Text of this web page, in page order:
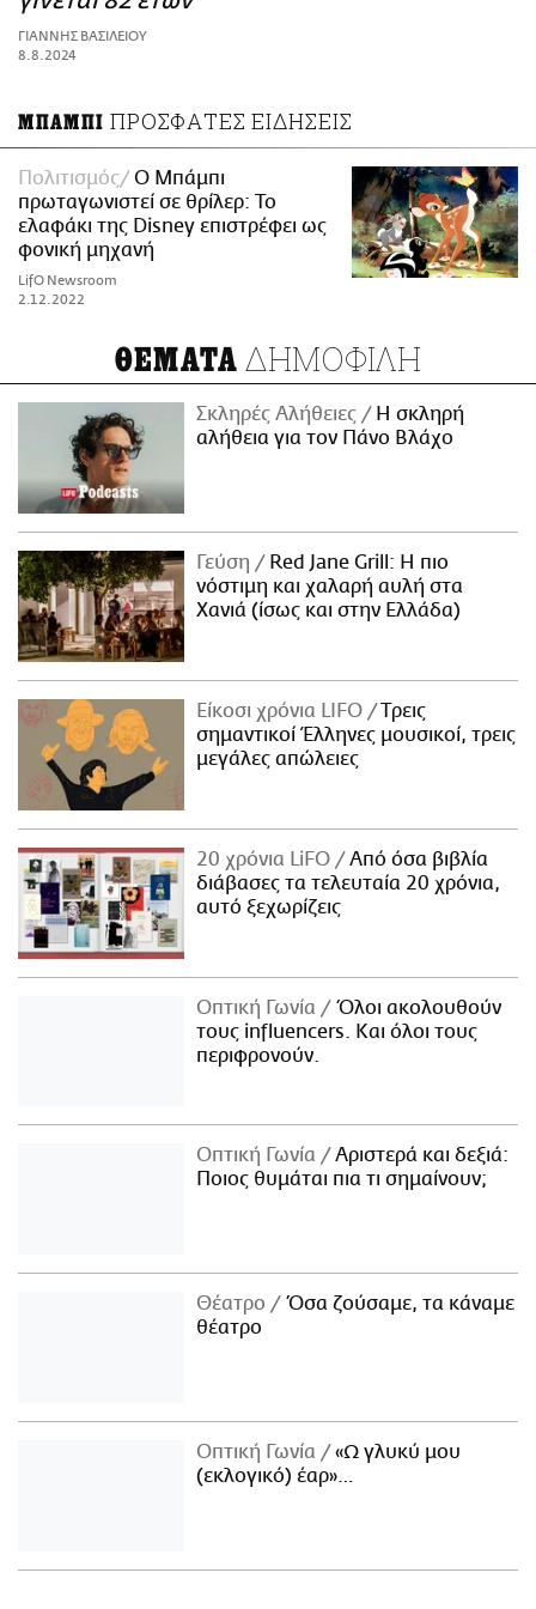
ΑΜΠΑ
PRINT
ΓΙΑΝΝΗΣ ΒΑΣΙΛΕΙΟΥ
8.8.2024
ΜΠΑΜΠΙ ΠΡΟΣΦΑΤΕΣ ΕΙΔΗΣΕΙΣ
Πολιτισμός
Ο Μπάμπι
πρωταγωνιστεί σε θρίλερ: Το
ελαφάκι της Disney επιστρέφει ως
φονική μηχανή
LifO Newsroom
2.12.2022
ΘΕΜΑΤΑ ΔΗΜΟΦΙΛΗ
Σκληρές Αλήθειες
H σκληρή
αλήθεια για τον Πάνο Βλάχο
Γεύση
Red Jane Grill: Η πιο
νόστιμη και χαλαρή αυλή στα
Χανιά (ίσως και στην Ελλάδα)
Είκοσι χρόνια LIFO
Tρεις
σημαντικοί Έλληνες μουσικοί, τρεις
μεγάλες απώλειες
20 χρόνια LiFO
Από όσα βιβλία
διάβασες τα τελευταία 20 χρόνια,
αυτό ξεχωρίζεις
Οπτική Γωνία
Όλοι ακολουθούν
τους influencers. Και όλοι τους
περιφρονούν.
Οπτική Γωνία
Αριστερά και δεξιά:
Ποιος θυμάται πια τι σημαίνουν;
Θέατρο
Όσα ζούσαμε, τα κάναμε
θέατρο
Οπτική Γωνία
«Ω γλυκύ μου
(εκλογικό) έαρ»…